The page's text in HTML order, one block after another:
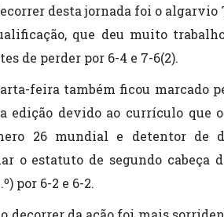
desta jornada foi o algarvio
que deu muito
de perder por 6-4 e 7-6(2).
feira também ficou marcado
edição devido ao currículo que
26 mundial e detentor de
o estatuto de segundo cabeça
por 6-2 e 6-2.